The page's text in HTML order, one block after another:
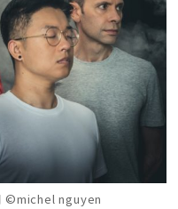
©michel nguyen